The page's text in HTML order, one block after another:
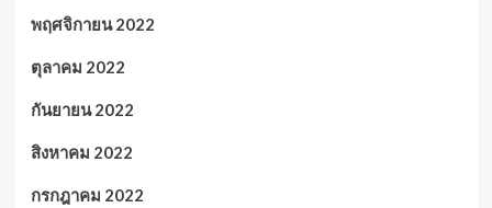
พฤศจิกายน 2022
ตุลาคม 2022
กันยายน 2022
สิงหาคม 2022
กรกฎาคม 2022